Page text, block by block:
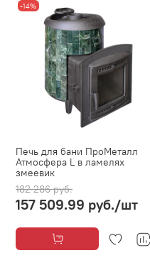
-14%
Печь для бани ПроМеталл
Атмосфера L в ламелях
змеевик
182 286 руб.
157 509.99 руб./шт